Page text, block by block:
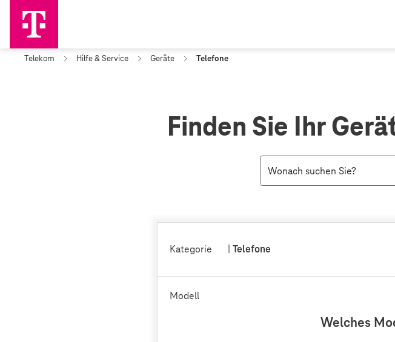
Telekom Hilfe & Service Geräte Telefone
Finden Sie Ihr
Kategorie Telefone
Modell
Welches